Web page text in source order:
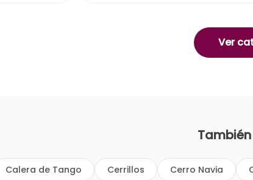
Ver
Calera de Tango Cerrillos Cerro Navia